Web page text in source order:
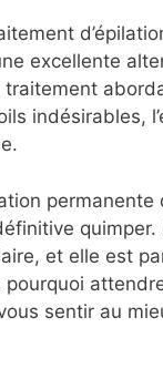
excellente
traitement
indésirables,
et elle est
sentir au